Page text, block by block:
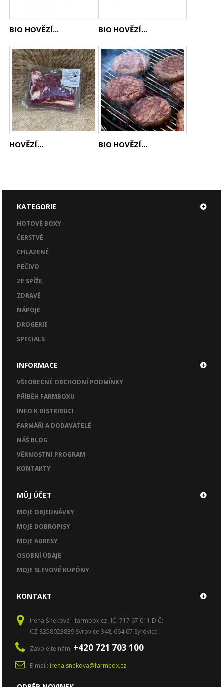
BIO HOVĚZÍ... BIO HOVĚZÍ...
HOVĚZÍ... BIO HOVĚZÍ...
KATEGORIE
HOTOVÉ BOXY
ČERSTVÉ
CHLAZENÉ
PEČIVO
ZE SPÍŽE
ZDRAVÉ
NÁPOJE
DROGERIE
SPECIALS
INFORMACE
VŠEOBECNÉ OBCHODNÍ PODMÍNKY
PŘÍBĚH FARMBOXU
INFO K DISTRIBUCI
FARMÁŘI A DODAVATELÉ
NÁŠ BLOG
VĚRNOSTNÍ PROGRAM
KONTAKTY
MŮJ ÚČET
MOJE OBJEDNÁVKY
MOJE DOBROPISY
MOJE ADRESY
OSOBNÍ ÚDAJE
MOJE SLEVOVÉ KUPÓNY
KONTAKT
Irena Šneková - farmbox.cz , IČ: 717 67 011 DIČ:
CZ 8358023839 Syrovice 348, 664 67 Syrovice
Zavolejte nám: +420 721 703 100
E-mail: irena.snekova@farmbox.cz